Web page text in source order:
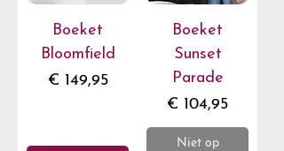
Boeket
Bloomfield
Prijs
€ 149,95
Boeket
Sunset
Parade
Prijs
€ 104,95
Niet op